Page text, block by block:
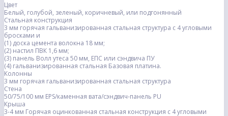
Цвет
Белый, голубой, зеленый, коричневый, или подгонянный
Стальная конструкция
3 мм горячая гальванизированная стальная структура с 4 угловыми
бросками и
(1) доска цемента волокна 18 мм;
(2) настил ПВК 1,6 мм;
(3) панель Волл утеса 50 мм, ЕПС или сэндвича ПУ
(4) гальванизированная стальная Базовая платина.
Колонны
3 мм горячая гальванизированная стальная структура
Стена
50/75/100 мм EPS/каменная вата/сэндвич-панель PU
Крыша
3-4 мм Горячая оцинкованная стальная конструкция с 4 угловыми